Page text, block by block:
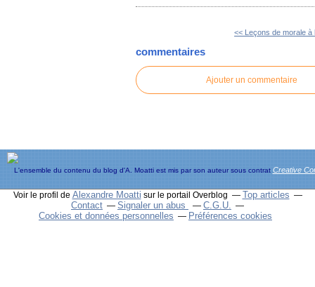
<< Leçons de morale à
commentaires
Ajouter un commentaire
L'ensemble du contenu du blog d'A. Moatti est mis par son auteur sous contrat Creative
Voir le profil de Alexandre Moatti sur le portail Overblog
Top articles
Contact
Signaler un abus
C.G.U.
Cookies et données personnelles
Préférences cookies